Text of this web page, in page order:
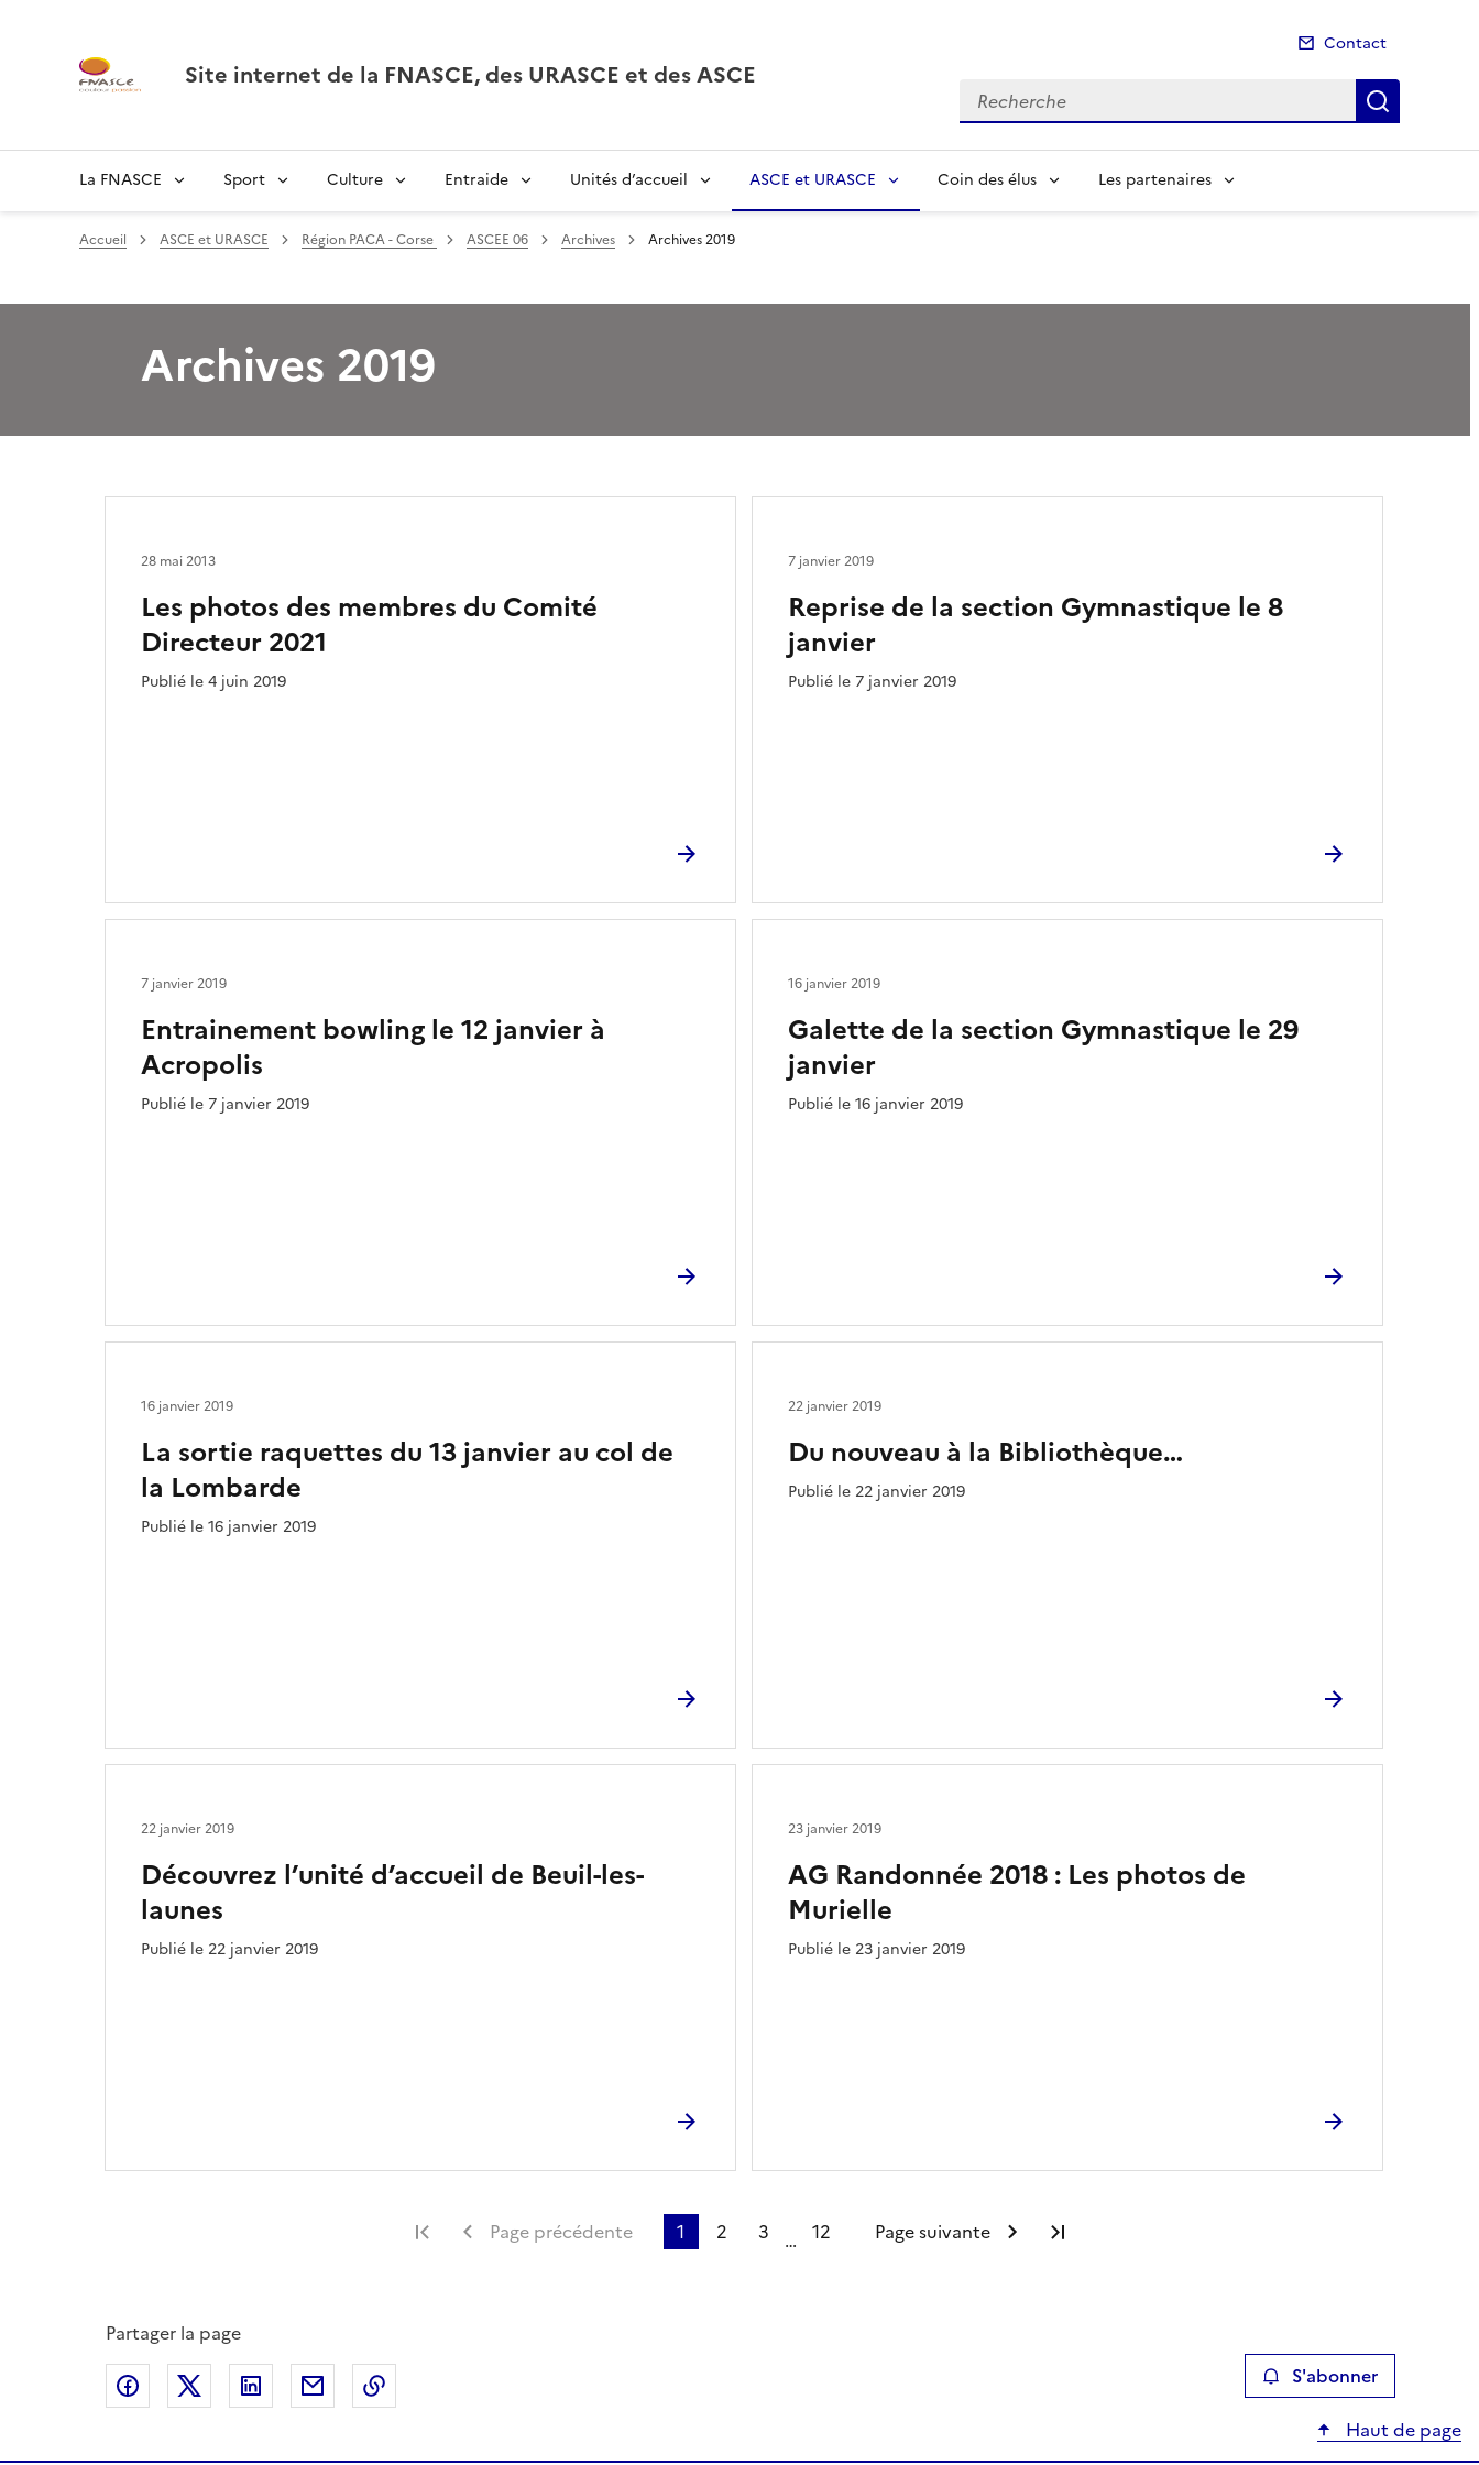
Site internet de la FNASCE, des URASCE et des ASCE
Contact
Recherche
La FNASCE Sport Culture Entraide Unités d’accueil ASCE et URASCE Coin des élus Les partenaires
Accueil ASCE et URASCE Région PACA - Corse ASCEE 06 Archives Archives 2019
Archives 2019
Les photos des membres du Comité
Directeur 2021
Publié le 4 juin 2019
28 mai 2013
Reprise de la section Gymnastique le 8
janvier
Publié le 7 janvier 2019
7 janvier 2019
Entrainement bowling le 12 janvier à
Acropolis
Publié le 7 janvier 2019
7 janvier 2019
Galette de la section Gymnastique le 29
janvier
Publié le 16 janvier 2019
16 janvier 2019
La sortie raquettes du 13 janvier au col de
la Lombarde
Publié le 16 janvier 2019
16 janvier 2019
Du nouveau à la Bibliothèque…
Publié le 22 janvier 2019
22 janvier 2019
Découvrez l’unité d’accueil de Beuil-les-
launes
Publié le 22 janvier 2019
22 janvier 2019
AG Randonnée 2018 : Les photos de
Murielle
Publié le 23 janvier 2019
23 janvier 2019
Première page
Page précédente 1 2 3 … 12 Page suivante
Partager la page
Partager sur Facebook
Partager sur XPartager sur LinkedIn
Partager par email S'abonner
Haut de page